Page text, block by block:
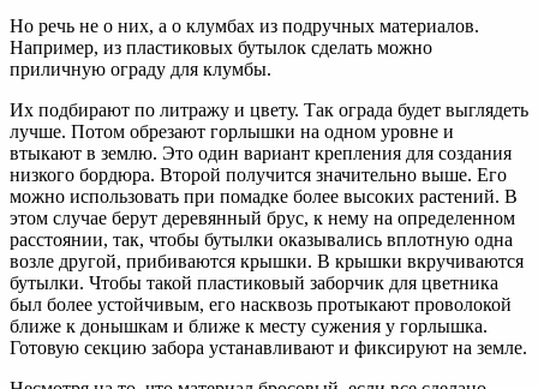
Но речь не о них, а о клумбах из подручных материалов.
Например, из пластиковых бутылок сделать можно
приличную ограду для клумбы.
Их подбирают по литражу и цвету. Так ограда будет выглядеть
лучше. Потом обрезают горлышки на одном уровне и
втыкают в землю. Это один вариант крепления для создания
низкого бордюра. Второй получится значительно выше. Его
можно использовать при помадке более высоких растений. В
этом случае берут деревянный брус, к нему на определенном
расстоянии, так, чтобы бутылки оказывались вплотную одна
возле другой, прибиваются крышки. В крышки вкручиваются
бутылки. Чтобы такой пластиковый заборчик для цветника
был более устойчивым, его насквозь протыкают проволокой
ближе к донышкам и ближе к месту сужения у горлышка.
Готовую секцию забора устанавливают и фиксируют на земле.